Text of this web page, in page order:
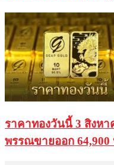
ราคาทองวันนี้ 3 สิงหา
พรรณขายออก 64,900